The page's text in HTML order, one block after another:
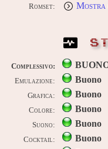
Romset: Mostra
Complessivo:
Emulazione: Buono
Grafica: Buono
Colore: Buono
Suono: Buono
Cocktail: Buono